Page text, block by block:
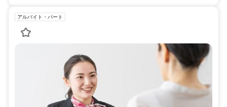
アルバイト・パート